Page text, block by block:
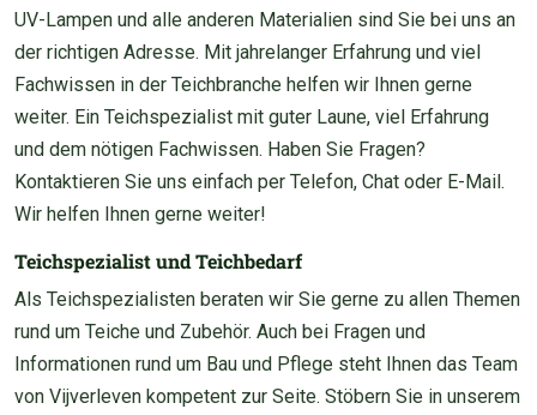
UV-Lampen und alle anderen Materialien sind Sie bei uns an
der richtigen Adresse. Mit jahrelanger Erfahrung und viel
Fachwissen in der Teichbranche helfen wir Ihnen gerne
weiter. Ein Teichspezialist mit guter Laune, viel Erfahrung
und dem nötigen Fachwissen. Haben Sie Fragen?
Kontaktieren Sie uns einfach per Telefon, Chat oder E-Mail.
Wir helfen Ihnen gerne weiter!
Teichspezialist und Teichbedarf
Als Teichspezialisten beraten wir Sie gerne zu allen Themen
rund um Teiche und Zubehör. Auch bei Fragen und
Informationen rund um Bau und Pflege steht Ihnen das Team
von Vijverleven kompetent zur Seite. Stöbern Sie in unserem